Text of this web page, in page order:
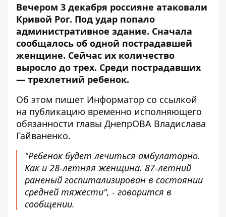
Вечером 3 декабря россияне атаковали
Кривой Рог. Под удар попало
административное здание. Сначала
сообщалось об одной пострадавшей
женщине. Сейчас их количество
выросло до трех. Среди пострадавших
— трехлетний ребенок.
Об этом пишет Информатор со ссылкой
на публикацию временно исполняющего
обязанности главы ДнепрОВА Владислава
Гайваненко.
"Ребенок будет лечиться амбулаторно.
Как и 28-летняя женщина. 87-летний
раненый госпитализирован в состоянии
средней тяжести", - говорится в
сообщении.